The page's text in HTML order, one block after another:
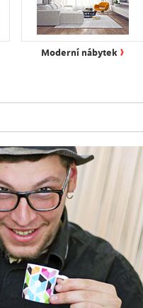
Moderní nábytek ›